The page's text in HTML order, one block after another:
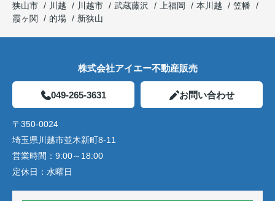
狭山市
川越 川越市 武蔵藤沢 上福岡 本川越
笠幡
霞ヶ関
的場 新狭山
株式会社アイエー不動産販売
049-265-3631 お問い合わせ
〒350-0024
埼玉県川越市並木新町8-11
営業時間： 9:00～18:00
定休日： 水曜日